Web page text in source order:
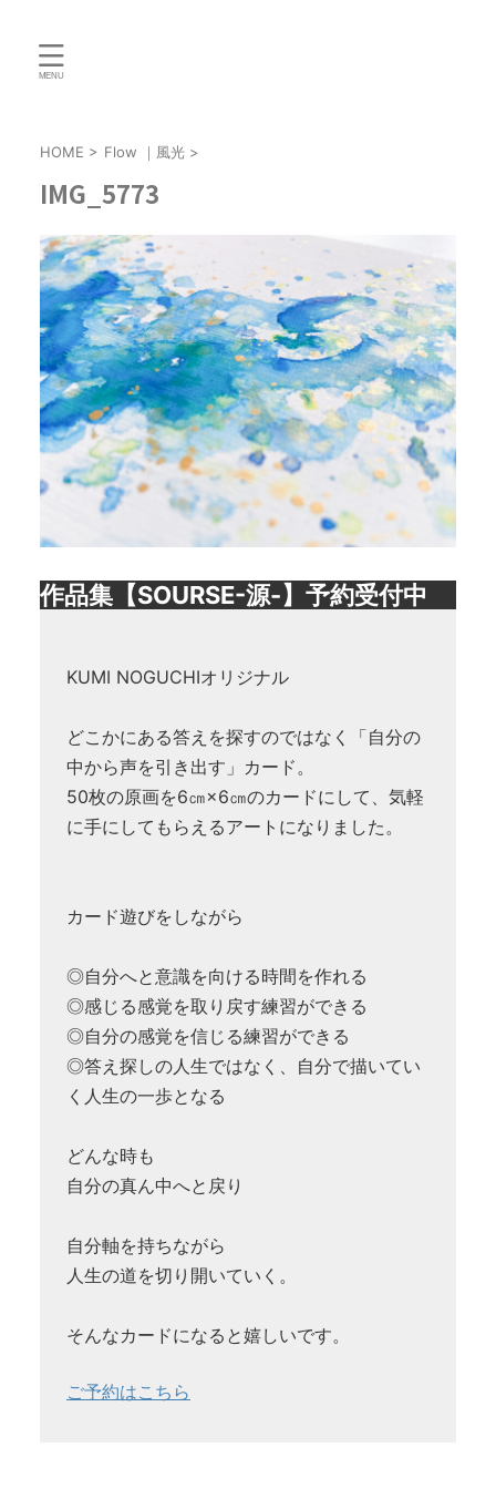
HOME > Flow ｜風光 >
IMG_5773
作品集【SOURSE-源-】予約受付中
KUMI NOGUCHIオリジナル
どこかにある答えを探すのではなく「自分の
中から声を引き出す」カード。
50枚の原画を6㎝×6㎝のカードにして、気軽
に手にしてもらえるアートになりました。
カード遊びをしながら
◎自分へと意識を向ける時間を作れる
◎感じる感覚を取り戻す練習ができる
◎自分の感覚を信じる練習ができる
◎答え探しの人生ではなく、自分で描いてい
く人生の一歩となる
どんな時も
自分の真ん中へと戻り
自分軸を持ちながら
人生の道を切り開いていく。
そんなカードになると嬉しいです。
ご予約はこちら